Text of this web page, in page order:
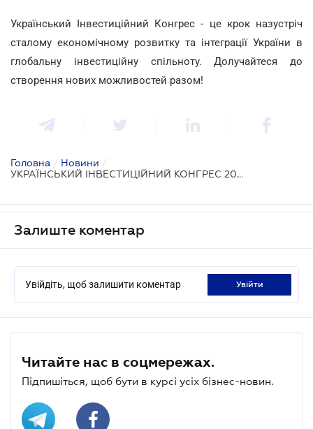
Український Інвестиційний Конгрес - це крок назустріч
сталому економічному розвитку та інтеграції України в
глобальну інвестиційну спільноту. Долучайтеся до
створення нових можливостей разом!
Головна / Новини /
УКРАЇНСЬКИЙ ІНВЕСТИЦІЙНИЙ КОНГРЕС 2025: Інвестиції у майбутнє України
Залиште коментар
Увійдіть, щоб залишити коментар увійти
Читайте нас в соцмережах.
Підпишіться, щоб бути в курсі усіх бізнес-новин.